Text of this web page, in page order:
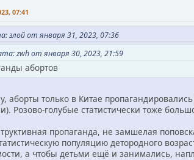
07:41
злой от января 31, 2023, 07:36
zwh от января 30, 2023, 21:59
абортов
аборты только в Китае
Розово-голубые статистически тоже
пропаганда, не замшелая
популяцию детородного
а чтобы детьми ещё и занимались,